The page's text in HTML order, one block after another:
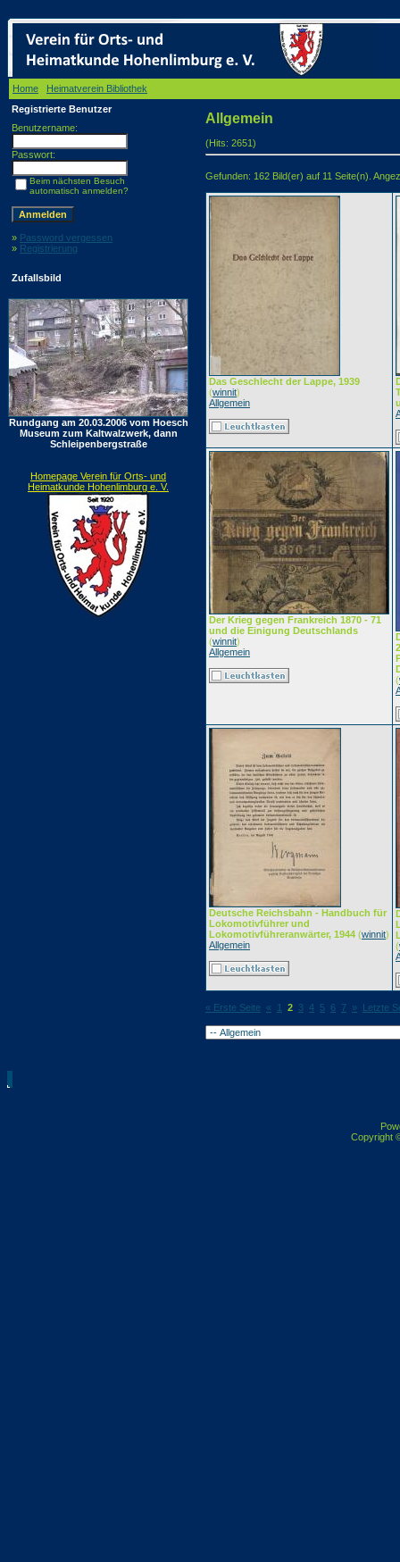
Home Heimatverein Bibliothek
Registrierte Benutzer
Benutzername:
Passwort:
Beim nächsten Besuch
automatisch anmelden?
» Password vergessen
» Registrierung
Zufallsbild
Rundgang am 20.03.2006 vom Hoesch
Museum zum Kaltwalzwerk, dann
Schleipenbergstraße
Homepage Verein für Orts- und
Heimatkunde Hohenlimburg e. V.
Allgemein
(Hits: 2651)
Gefunden: 162 Bild(er) auf 11 Seite(n).
Das Geschlecht der Lappe, 1939
(winnit)
Allgemein
Der Krieg gegen Frankreich 1870 - 71
und die Einigung Deutschlands
(winnit)
Allgemein
(
Deutsche Reichsbahn - Handbuch für
Lokomotivführer und
Lokomotivführeranwärter, 1944 (winnit)
Allgemein
(
« Erste Seite « 1 2 3 4 5 6 7 » Letzte
Copyright